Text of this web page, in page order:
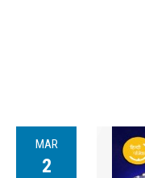
MAR
2